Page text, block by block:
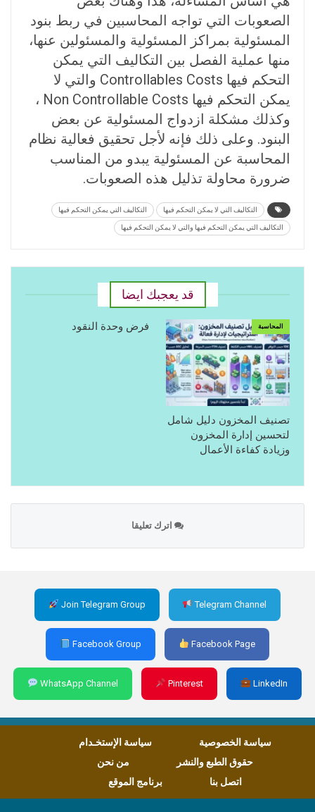
الصعوبات التي تواجه المحاسبين في ربط بنود
المسئولية بمراكز المسئولية والمسئولين عنها،
منها عملية الفصل بين التكاليف التي يمكن
التحكم فيها Controllables Costs والتي لا
يمكن التحكم فيها Non Controllable Costs ،
وكذلك مشكلة ازدواج المسئولية عن بعض
البنود. وعلى ذلك فإنه لأجل تحقيق فعالية نظام
المحاسبة عن المسئولية يبدو من المناسب
ضرورة محاولة تذليل هذه الصعوبات.
التكاليف التي لا يمكن التحكم فيها التكاليف التي يمكن التحكم فيها
التكاليف التي يمكن التحكم فيها والتي لا يمكن التحكم فيها
قد يعجبك ايضا
المحاسبة
تصنيف المخزون دليل شامل
لتحسين إدارة المخزون
وزيادة كفاءة الأعمال
فرض وحدة النقود
اترك تعليقا
Join Telegram Group Telegram Channel
Facebook Group Facebook Page
WhatsApp Channel Pinterest LinkedIn
سياسة الخصوصية
سياسة الإستخـدام
حقوق الطبع والنشر
من نحن
اتصل بنا
برنامج الموقع